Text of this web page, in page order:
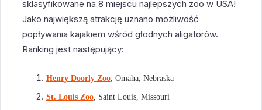
sklasyfikowane na 8 miejscu najlepszych zoo w USA!
Jako największą atrakcję uznano możliwość
popływania kajakiem wśród głodnych aligatorów.
Ranking jest następujący:
Henry Doorly Zoo, Omaha, Nebraska
St. Louis Zoo, Saint Louis, Missouri